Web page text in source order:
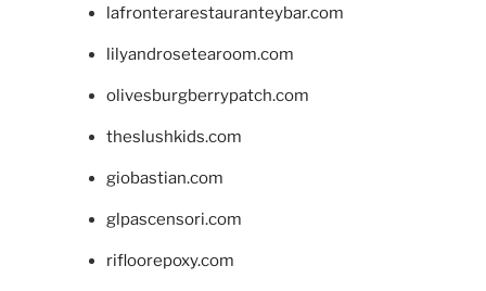
lafronterarestauranteybar.com
lilyandrosetearoom.com
olivesburgberrypatch.com
theslushkids.com
giobastian.com
glpascensori.com
rifloorepoxy.com